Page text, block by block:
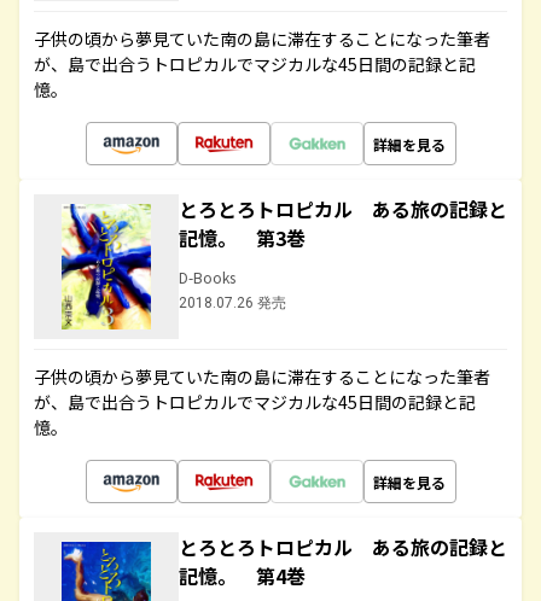
子供の頃から夢見ていた南の島に滞在することになった筆者
が、島で出合うトロピカルでマジカルな45日間の記録と記
憶。
詳細を見る
とろとろトロピカル ある旅の記録と
記憶。 第3巻
D-Books
2018.07.26 発売
子供の頃から夢見ていた南の島に滞在することになった筆者
が、島で出合うトロピカルでマジカルな45日間の記録と記
憶。
詳細を見る
とろとろトロピカル ある旅の記録と
記憶。 第4巻